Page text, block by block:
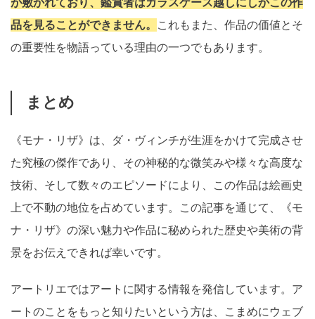
品を見ることができません。
これもまた、作品の価値とそ
の重要性を物語っている理由の一つでもあります。
まとめ
《モナ・リザ》は、ダ・ヴィンチが生涯をかけて完成させ
た究極の傑作であり、その神秘的な微笑みや様々な高度な
技術、そして数々のエピソードにより、この作品は絵画史
上で不動の地位を占めています。この記事を通じて、《モ
ナ・リザ》の深い魅力や作品に秘められた歴史や美術の背
景をお伝えできれば幸いです。
アートリエではアートに関する情報を発信しています。ア
ートのことをもっと知りたいという方は、こまめにウェブ